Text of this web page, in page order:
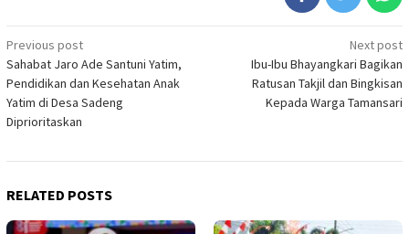
Post
navigation
Previous post
Sahabat Jaro Ade Santuni Yatim,
Pendidikan dan Kesehatan Anak
Yatim di Desa Sadeng
Diprioritaskan
Next post
Ibu-Ibu Bhayangkari Bagikan
Ratusan Takjil dan Bingkisan
Kepada Warga Tamansari
RELATED POSTS